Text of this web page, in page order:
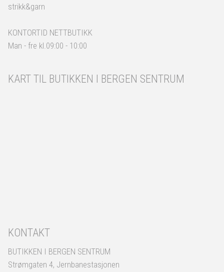
strikk&garn
KONTORTID NETTBUTIKK
Man - fre kl.09:00 - 10:00
KART TIL BUTIKKEN I BERGEN SENTRUM
KONTAKT
BUTIKKEN I BERGEN SENTRUM
Strømgaten 4, Jernbanestasjonen